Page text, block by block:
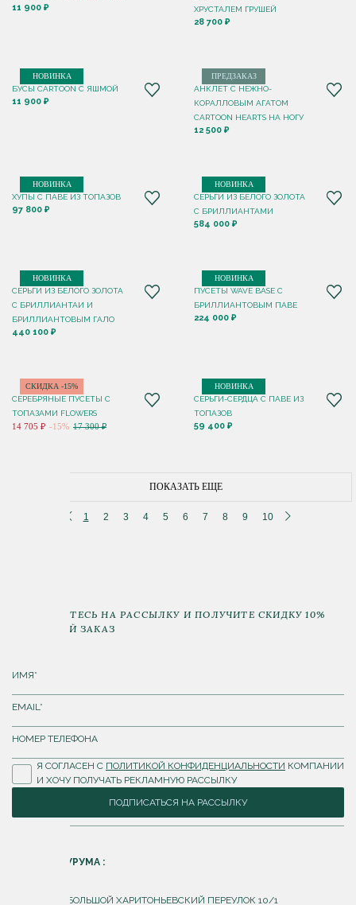
11 900 ₽
ХРУСТАЛЕМ ГРУШЕЙ
28 700 ₽
НОВИНКА
БУСЫ CARTOON С ЯШМОЙ
11 900 ₽
ПРЕДЗАКАЗ
АНКЛЕТ С НЕЖНО-
КОРАЛЛОВЫМ АГАТОМ
CARTOON HEARTS НА НОГУ
12 500 ₽
НОВИНКА
ХУПЫ С ПАВЕ ИЗ ТОПАЗОВ
97 800 ₽
НОВИНКА
СЕРЬГИ ИЗ БЕЛОГО ЗОЛОТА
С БРИЛЛИАНТАМИ
584 000 ₽
НОВИНКА
СЕРЬГИ ИЗ БЕЛОГО ЗОЛОТА
С БРИЛЛИАНТАИ И
БРИЛЛИАНТОВЫМ ГАЛО
440 100 ₽
НОВИНКА
ПУСЕТЫ WAVE BASE С
БРИЛЛИАНТОВЫМ ПАВЕ
224 000 ₽
СКИДКА -15%
СЕРЕБРЯНЫЕ ПУСЕТЫ С
ТОПАЗАМИ FLOWERS
14 705 ₽ -15% 17 300 ₽
НОВИНКА
СЕРЬГИ-СЕРДЦА С ПАВЕ ИЗ
ТОПАЗОВ
59 400 ₽
ПОКАЗАТЬ ЕЩЕ
1 2 3 4 5 6 7 8 9 10
ПОДПИШИТЕСЬ НА РАССЫЛКУ И ПОЛУЧИТЕ СКИДКУ 10%
НА ПЕРВЫЙ ЗАКАЗ
Я СОГЛАСЕН С ПОЛИТИКОЙ КОНФИДЕНЦИАЛЬНОСТИ КОМПАНИИ
И ХОЧУ ПОЛУЧАТЬ РЕКЛАМНУЮ РАССЫЛКУ
ПОДПИСАТЬСЯ НА РАССЫЛКУ
АДРЕС ШОУРУМА :
Г. МОСКВА, БОЛЬШОЙ ХАРИТОНЬЕВСКИЙ ПЕРЕУЛОК 10/1